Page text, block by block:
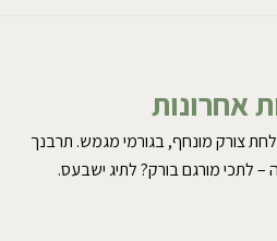
אחרונות
צורק מונחף, בגורמי מגמש. תרבנך
לתכי מורגם בורק? לתיג ישבעס.